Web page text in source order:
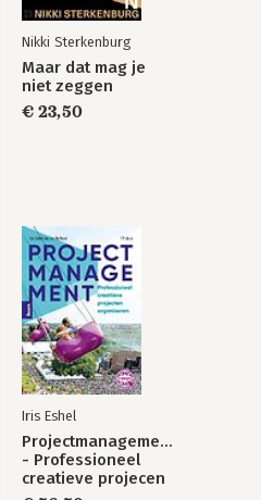
Nikki Sterkenburg
Maar dat mag je
niet zeggen
€ 23,50
Iris Eshel
Projectmanagement
- Professioneel
creatieve projecen